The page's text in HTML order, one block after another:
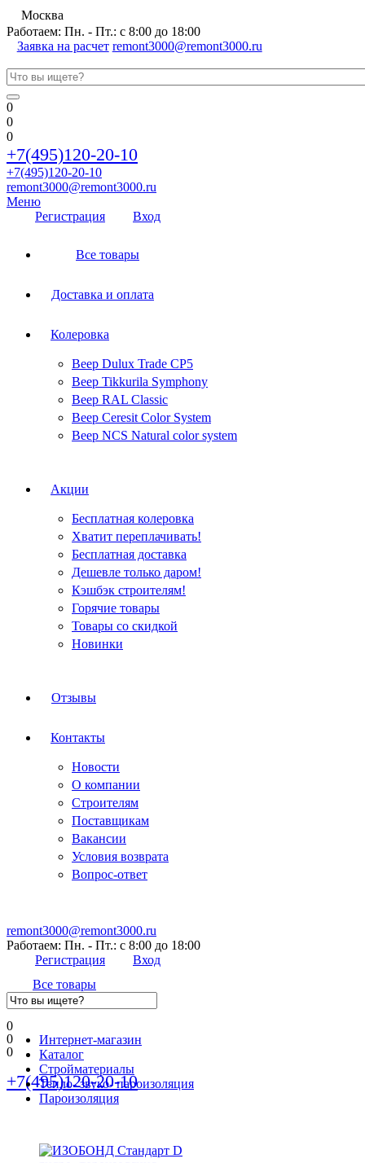
Москва
Работаем: Пн. - Пт.: с 8:00 до 18:00
Заявка на расчет remont3000@remont3000.ru
0
0
0
+7(495)120-20-10
+7(495)120-20-10
remont3000@remont3000.ru
Меню
Регистрация
Вход
Все товары
Доставка и оплата
Колеровка
Веер Dulux Trade CP5
Веер Tikkurila Symphony
Веер RAL Classic
Веер Ceresit Color System
Веер NCS Natural color system
Акции
Бесплатная колеровка
Хватит переплачивать!
Бесплатная доставка
Дешевле только даром!
Кэшбэк строителям!
Горячие товары
Товары со скидкой
Новинки
Отзывы
Контакты
Новости
О компании
Строителям
Поставщикам
Вакансии
Условия возврата
Вопрос-ответ
remont3000@remont3000.ru
Работаем: Пн. - Пт.: с 8:00 до 18:00
Регистрация
Вход
Все товары
0
0
0
+7(495)120-20-10
Интернет-магазин
Каталог
Стройматериалы
Тепло- звуко- пароизоляция
Пароизоляция